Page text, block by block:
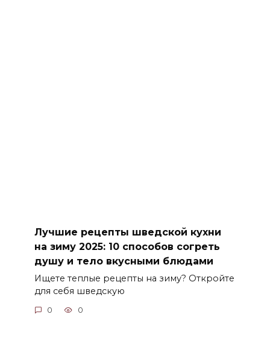
Лучшие рецепты шведской кухни
на зиму 2025: 10 способов согреть
душу и тело вкусными блюдами
Ищете теплые рецепты на зиму? Откройте
для себя шведскую
0 0